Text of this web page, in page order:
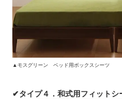
▲モスグリーン ベッド用ボックスシーツ
✔タイプ４．和式用フィットシ